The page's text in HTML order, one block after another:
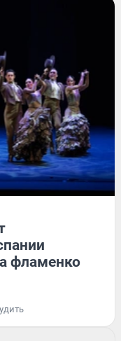
фламенко